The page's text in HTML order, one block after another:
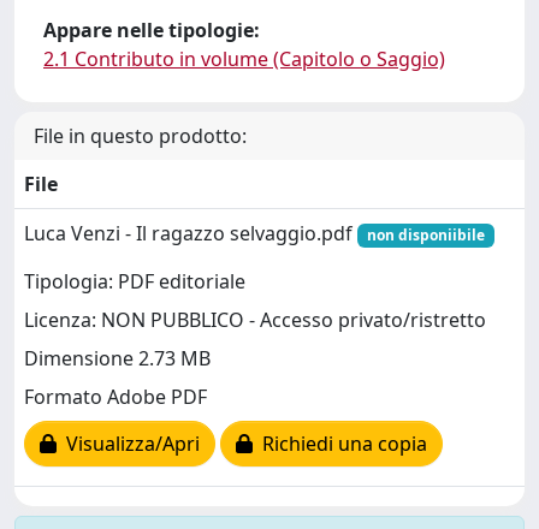
Appare nelle tipologie:
2.1 Contributo in volume (Capitolo o Saggio)
File in questo prodotto:
File
Luca Venzi - Il ragazzo selvaggio.pdf
non disponiibile
Tipologia: PDF editoriale
Licenza: NON PUBBLICO - Accesso privato/ristretto
Dimensione 2.73 MB
Formato Adobe PDF
Visualizza/Apri
Richiedi una copia